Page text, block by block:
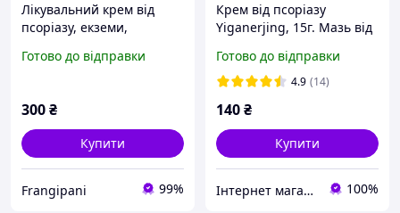
Лікувальний крем від
псоріазу, екземи,
лишаю 15 г
Готово до відправки
300₴
Купити
Frangipani 99%
Крем від псоріазу
Yiganerjing, 15г. Мазь від
псоріазу - оригінал з
голограмою
Готово до відправки
4.9 (14)
140₴
Купити
Інтернет магазин "Ваше здоров'я" - продукція з Китаю. 100%